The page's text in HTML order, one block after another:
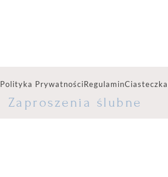
Polityka PrywatnościRegulaminCiasteczka
Zaproszenia ślubne